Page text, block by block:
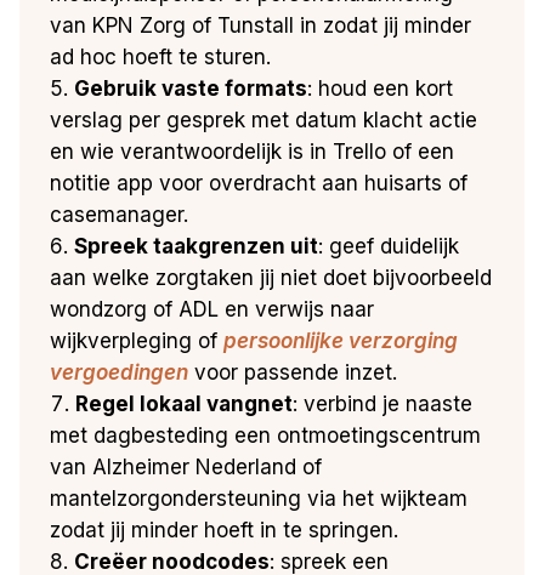
van KPN Zorg of Tunstall in zodat jij minder
ad hoc hoeft te sturen.
Gebruik vaste formats: houd een kort
verslag per gesprek met datum klacht actie
en wie verantwoordelijk is in Trello of een
notitie app voor overdracht aan huisarts of
casemanager.
Spreek taakgrenzen uit: geef duidelijk
aan welke zorgtaken jij niet doet bijvoorbeeld
wondzorg of ADL en verwijs naar
wijkverpleging ofpersoonlijke verzorging
vergoedingen voor passende inzet.
Regel lokaal vangnet: verbind je naaste
met dagbesteding een ontmoetingscentrum
van Alzheimer Nederland of
mantelzorgondersteuning via het wijkteam
zodat jij minder hoeft in te springen.
Creëer noodcodes: spreek een